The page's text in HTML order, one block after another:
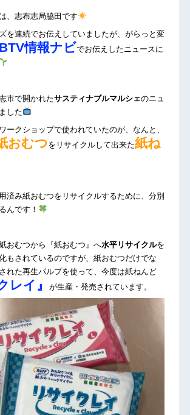
、志布志局脇田です
を連続でお伝えしていましたが、がらっと変
BTV情報ナビでお伝えしたニュースに
市で開かれたサスティナブルマルシェのニュ
した
ークショップで使われていたのが、なんと、
おむつ をリサイクルして出来た紙ね
済み紙おむつをリサイクルするために、分別
んです！
おむつから『紙おむつ』へ水平リサイクルを
もされているのですが、紙おむつだけでな
れた再生パルプを使って、今度は紙ねんど
レイ』 が生産・発売されています。